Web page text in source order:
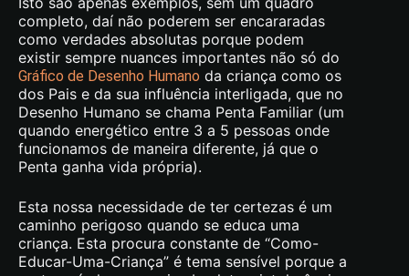
completo, daí não poderem ser encararadas
como verdades absolutas porque podem
existir sempre nuances importantes não só do
Gráfico de Desenho Humano da criança como os
dos Pais e da sua influência interligada, que no
Desenho Humano se chama Penta Familiar (um
quando energético entre 3 a 5 pessoas onde
funcionamos de maneira diferente, já que o
Penta ganha vida própria).
Esta nossa necessidade de ter certezas é um
caminho perigoso quando se educa uma
criança. Esta procura constante de “Como-
Educar-Uma-Criança” é tema sensível porque a